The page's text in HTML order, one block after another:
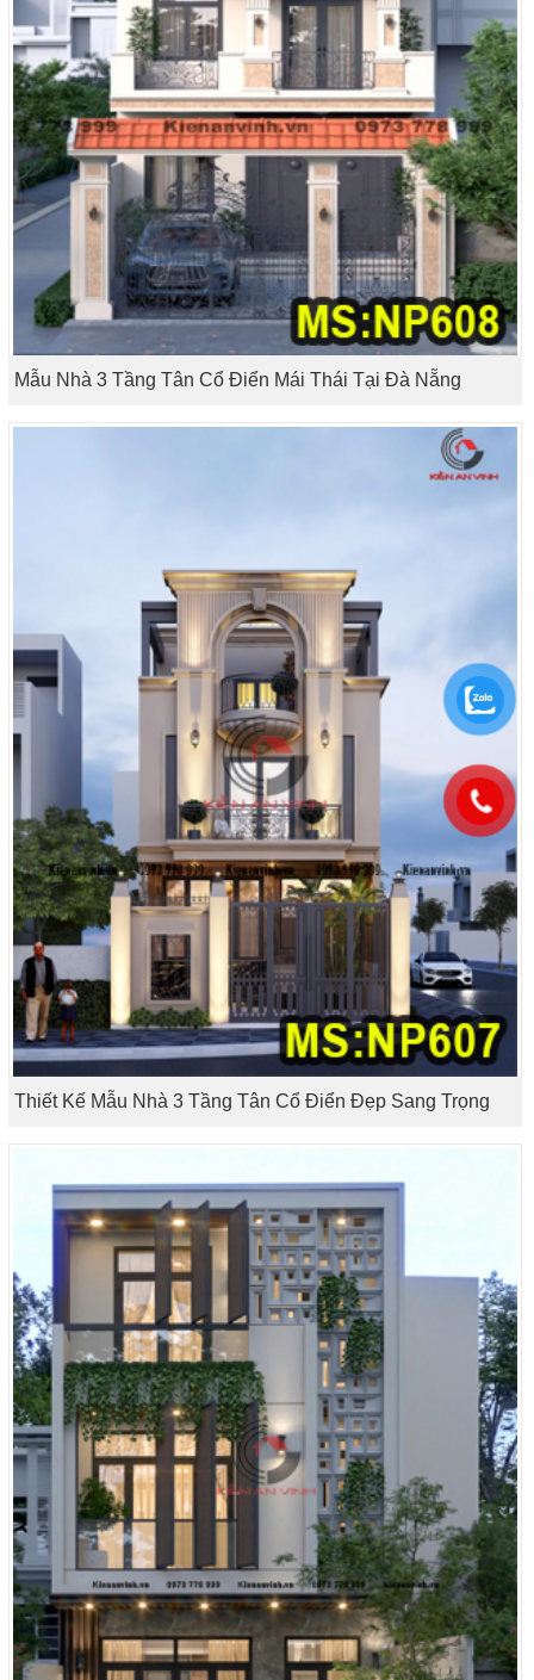
Mẫu Nhà 3 Tầng Tân Cổ Điển Mái Thái Tại Đà Nẵng
Thiết Kế Mẫu Nhà 3 Tầng Tân Cổ Điển Đẹp Sang Trọng